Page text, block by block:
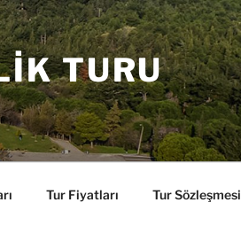
TURU
Tur Fiyatları Tur Sözleşmesi